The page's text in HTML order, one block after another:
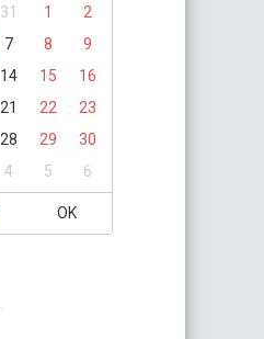
31 1
2
7 8
9
14 15
16
21 22
23
28 29
30
4 5 6
OK